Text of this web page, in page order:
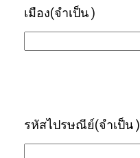
เมือง(จำเป็น )
รหัสไปรษณีย์(จำเป็น )